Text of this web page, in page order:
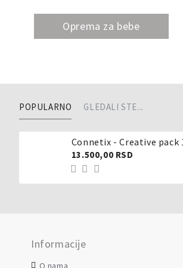
Oprema za bebe
POPULARNO GLEDALI STE...
13.500,00 RSD
Informacije
O nama